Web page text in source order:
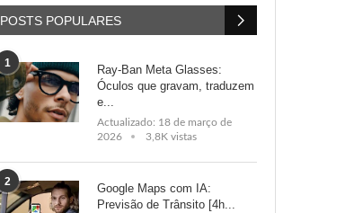
POSTS POPULARES
1
Ray-Ban Meta Glasses:
Óculos que gravam, traduzem
e...
Actualizado: 18 de março de
2026
3,8K vistas
2
Google Maps com IA:
Previsão de Trânsito [4h...